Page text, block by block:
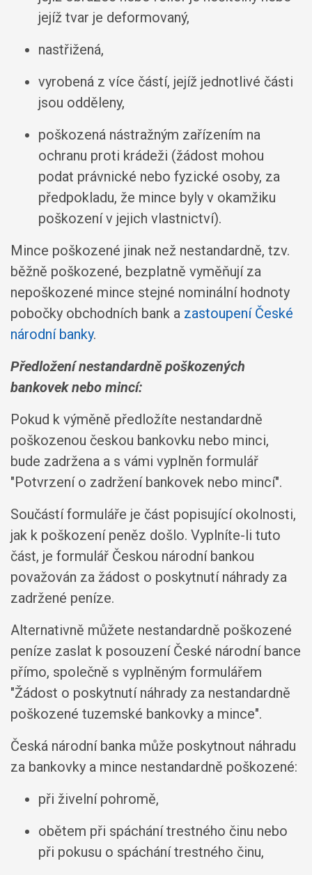
jejíž tvar je deformovaný,
nastřižená,
vyrobená z více částí, jejíž jednotlivé části
jsou odděleny,
poškozená nástražným zařízením na
ochranu proti krádeži (žádost mohou
podat právnické nebo fyzické osoby, za
předpokladu, že mince byly v okamžiku
poškození v jejich vlastnictví).
Mince poškozené jinak než nestandardně, tzv.
běžně poškozené, bezplatně vyměňují za
nepoškozené mince stejné nominální hodnoty
pobočky obchodních bank a zastoupení České
národní banky.
Předložení nestandardně poškozených
bankovek nebo mincí:
Pokud k výměně předložíte nestandardně
poškozenou českou bankovku nebo minci,
bude zadržena a s vámi vyplněn formulář
"Potvrzení o zadržení bankovek nebo mincí".
Součástí formuláře je část popisující okolnosti,
jak k poškození peněz došlo. Vyplníte-li tuto
část, je formulář Českou národní bankou
považován za žádost o poskytnutí náhrady za
zadržené peníze.
Alternativně můžete nestandardně poškozené
peníze zaslat k posouzení České národní bance
přímo, společně s vyplněným formulářem
"Žádost o poskytnutí náhrady za nestandardně
poškozené tuzemské bankovky a mince".
Česká národní banka může poskytnout náhradu
za bankovky a mince nestandardně poškozené:
při živelní pohromě,
obětem při spáchání trestného činu nebo
při pokusu o spáchání trestného činu,